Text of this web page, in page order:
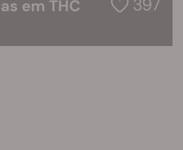
em THC
397